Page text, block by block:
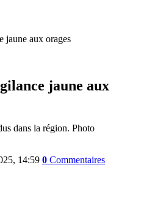
jaune aux orages
jaune aux
dans la région. Photo
14:59 0 Commentaires